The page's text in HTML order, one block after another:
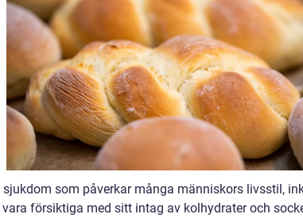
sjukdom som påverkar många människors livsstil,
vara försiktiga med sitt intag av kolhydrater och